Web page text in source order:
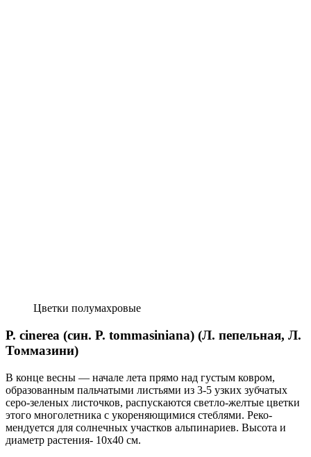
Цветки полумахровые
P. cinerea (син. P. tommasiniana) (Л. пе­пельная, Л.
Томмазини)
В конце вес­ны — начале лета прямо над густым ковром,
образованным пальчатыми листьями из 3-5 узких зубчатых
серо-зеленых листочков, распускаются свет­ло-желтые цветки
этого многолетника с укореняющимися стеблями. Реко­
мендуется для солнечных участков альпинариев. Высота и
диаметр растения- 10х40 см.